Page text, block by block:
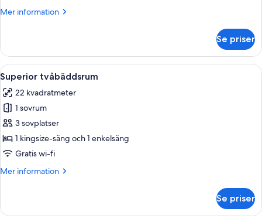
queensize-
Mer information
Mer
rum
1
queensize-
säng
Se priser
Öppna
alla
foton
för
Superior
tvåbäddsrum
Ett hotellrum med en säng, ett
5
Superior tvåbäddsrum
22 kvadratmeter
1 sovrum
3 sovplatser
1 kingsize-säng och 1 enkelsäng
Gratis wi-fi
Mer information
Mer
tvåbäddsrum
Se priser